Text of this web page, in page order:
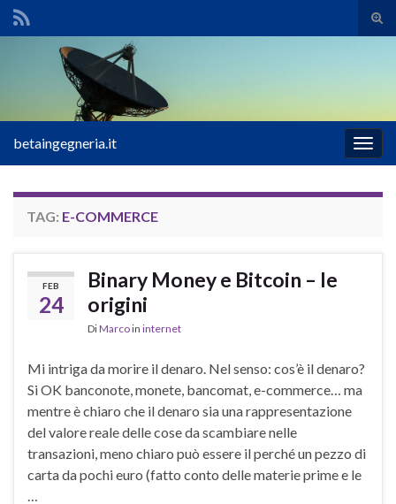
il
Search for:
la
betaingegneria.it
TAG: E-COMMERCE
FEB
24
Binary Money e Bitcoin – le
origini
DiMarcoin internet
Mi intriga da morire il denaro. Nel senso: cos’è il denaro?
Si OK banconote, monete, bancomat, e-commerce… ma
mentre è chiaro che il denaro sia una rappresentazione
del valore reale delle cose da scambiare nelle
transazioni, meno chiaro può essere il perché un pezzo di
carta da pochi euro (fatto conto delle materie prime e le